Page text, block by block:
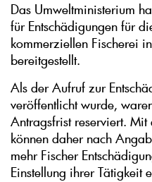
Das Umweltministerium
für Entschädigungen für
kommerziellen Fischerei
bereitgestellt.
Als der Aufruf zur
veröffentlicht wurde,
Antragsfrist reserviert.
können daher nach
mehr Fischer
Einstellung ihrer Tätigkeit